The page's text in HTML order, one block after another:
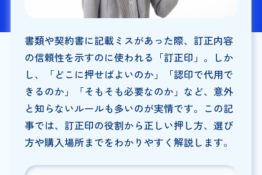
書類や契約書に記載ミスがあった際、訂正内容
の信頼性を示すのに使われる「訂正印」。しか
し、「どこに押せばよいのか」「認印で代用で
きるのか」「そもそも必要なのか」など、意外
と知らないルールも多いのが実情です。この記
事では、訂正印の役割から正しい押し方、選び
方や購入場所までをわかりやすく解説します。